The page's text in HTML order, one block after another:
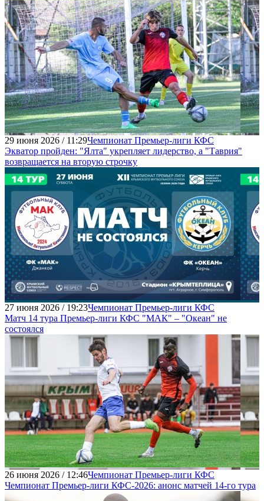
29 июня 2026 / 11:29Чемпионат Премьер-лиги КФС
Экватор пройден: "Ялта" укрепляет лидерство, а "Таврия"
возвращается на вторую строчку
27 июня 2026 / 19:23Чемпионат Премьер-лиги КФС
Матч 14 тура Премьер-лиги КФС "МАК" – "Океан" не
состоялся
26 июня 2026 / 12:46Чемпионат Премьер-лиги КФС
Чемпионат Премьер-лиги КФС-2026: анонс матчей 14-го тура